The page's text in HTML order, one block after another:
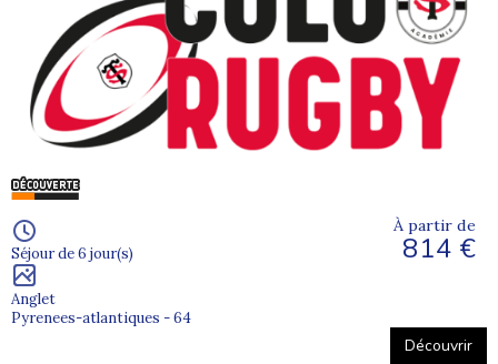
Séjour de 6 jour(s)
Anglet
Pyrenees-atlantiques - 64
À partir de
814 €
Découvrir